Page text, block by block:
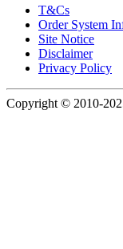
T&Cs
Order System
Site Notice
Disclaimer
Privacy Policy
Copyright © 2010-